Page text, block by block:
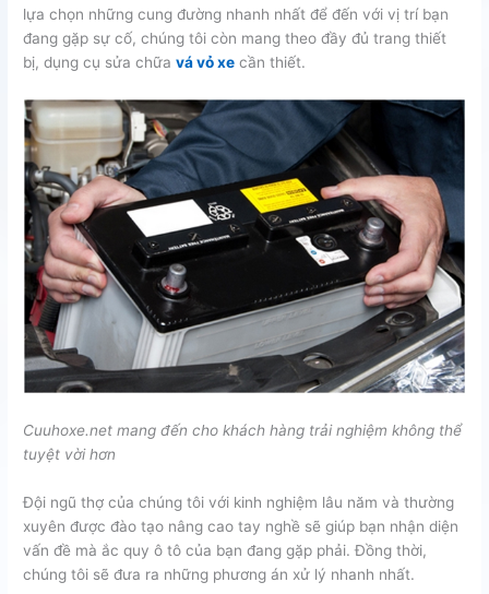
lựa chọn những cung đường nhanh nhất để đến với vị trí bạn
đang gặp sự cố, chúng tôi còn mang theo đầy đủ trang thiết
bị, dụng cụ sửa chữavá vỏ xe cần thiết.
Cuuhoxe.net mang đến cho khách hàng trải nghiệm không thể
tuyệt vời hơn
Đội ngũ thợ của chúng tôi với kinh nghiệm lâu năm và thường
xuyên được đào tạo nâng cao tay nghề sẽ giúp bạn nhận diện
vấn đề mà ắc quy ô tô của bạn đang gặp phải. Đồng thời,
chúng tôi sẽ đưa ra những phương án xử lý nhanh nhất.